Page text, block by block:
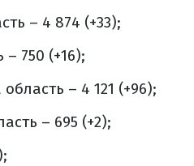
– 4 874 (+33);
– 750 (+16);
– 4 121 (+96);
– 695 (+2);